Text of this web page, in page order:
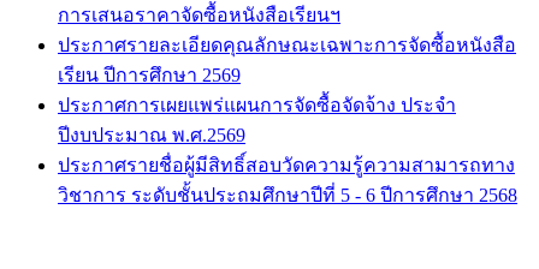
การเสนอราคาจัดซื้อหนังสือเรียนฯ
ประกาศรายละเอียดคุณลักษณะเฉพาะการจัดซื้อหนังสือ
เรียน ปีการศึกษา 2569
ประกาศการเผยแพร่แผนการจัดซื้อจัดจ้าง ประจำ
ปีงบประมาณ พ.ศ.2569
ประกาศรายชื่อผู้มีสิทธิ์สอบวัดความรู้ความสามารถทาง
วิชาการ ระดับชั้นประถมศึกษาปีที่ 5 - 6 ปีการศึกษา 2568